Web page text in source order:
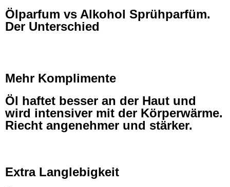
Ölparfum vs Alkohol Sprühparfüm.
Der Unterschied
Mehr Komplimente
Öl haftet besser an der Haut und
wird intensiver mit der Körperwärme.
Riecht angenehmer und stärker.
Extra Langlebigkeit